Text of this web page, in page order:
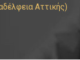
Αττικής)